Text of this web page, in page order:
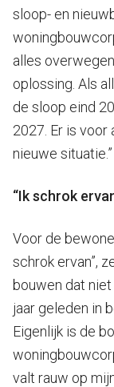
sloop- en
alles
oplossing. Als
de sloop eind
2027. Er is voor
nieuwe situatie.”
“Ik schrok
Voor de
schrok ervan”,
bouwen dat
jaar geleden in
Eigenlijk is de
valt rauw op